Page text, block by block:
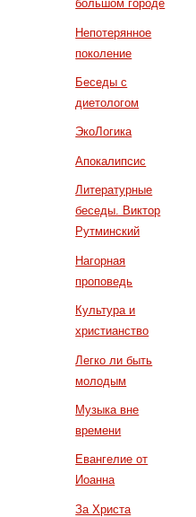
большом городе
Непотерянное
поколение
Беседы с
диетологом
ЭкоЛогика
Апокалипсис
Литературные
беседы. Виктор
Рутминский
Нагорная
проповедь
Культура и
христианство
Легко ли быть
молодым
Музыка вне
времени
Евангелие от
Иоанна
За Христа